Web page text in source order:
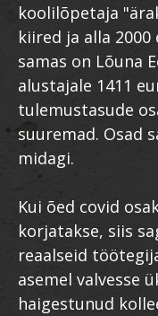
koolilõpetaja
kiired ja alla
samas on Lõuna
alustajale 1411
tulemustasude
suuremad. Osad
midagi.
Kui õed covid
korjatakse, siis
reaalseid
asemel valvesse
haigestunud